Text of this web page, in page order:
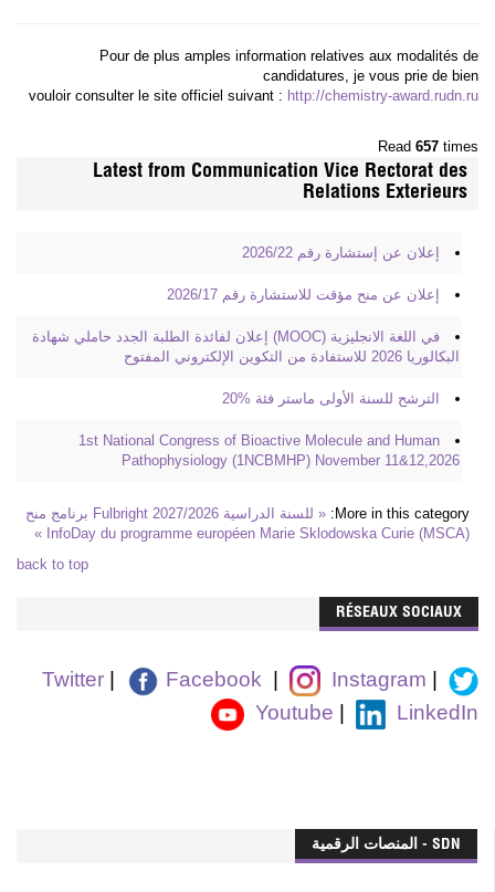
Pour de plus amples information relatives aux modalités de
candidatures, je vous prie de bien
vouloir consulter le site officiel suivant : http://chemistry-award.rudn.ru
Read 657 times
Latest from Communication Vice Rectorat des
Relations Exterieurs
إعلان عن إستشارة رقم 2026/22
إعلان عن منح مؤقت للاستشارة رقم 2026/17
في اللغة الانجليزية (MOOC) إعلان لفائدة الطلبة الجدد حاملي شهادة
البكالوريا 2026 للاستفادة من التكوين الإلكتروني المفتوح
الترشح للسنة الأولى ماستر فئة %20
1st National Congress of Bioactive Molecule and Human
Pathophysiology (1NCBMHP) November 11&12,2026
More in this category: « للسنة الدراسية 2027/2026 Fulbright برنامج منح
InfoDay du programme européen Marie Sklodowska Curie (MSCA) »
back to top
RÉSEAUX SOCIAUX
Twitter Facebook Instagram
Youtube
LinkedIn
SDN - المنصات الرقمية